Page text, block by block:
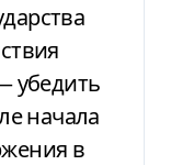
убедить
начала
в